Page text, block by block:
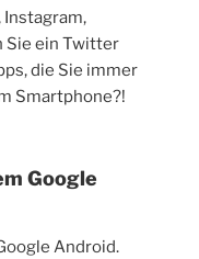
Instagram,
Sie ein Twitter
die Sie immer
Smartphone?!
Google
Android.